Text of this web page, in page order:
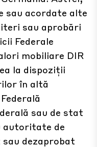
sau acordate alte
sau aprobări
Federale
mobiliare DIR
la dispoziții
în altă
sau de stat
autoritate de
dezaprobat